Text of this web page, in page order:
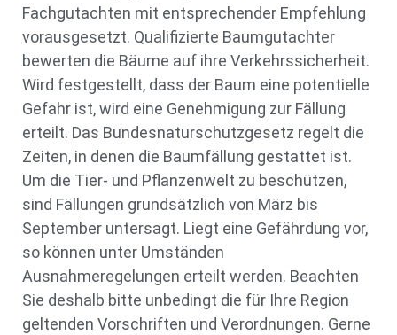
Fachgutachten mit entsprechender Empfehlung
vorausgesetzt. Qualifizierte Baumgutachter
bewerten die Bäume auf ihre Verkehrssicherheit.
Wird festgestellt, dass der Baum eine potentielle
Gefahr ist, wird eine Genehmigung zur Fällung
erteilt. Das Bundesnaturschutzgesetz regelt die
Zeiten, in denen die Baumfällung gestattet ist.
Um die Tier- und Pflanzenwelt zu beschützen,
sind Fällungen grundsätzlich von März bis
September untersagt. Liegt eine Gefährdung vor,
so können unter Umständen
Ausnahmeregelungen erteilt werden. Beachten
Sie deshalb bitte unbedingt die für Ihre Region
geltenden Vorschriften und Verordnungen. Gerne